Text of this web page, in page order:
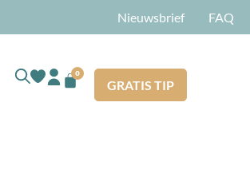
Nieuwsbrief FAQ
0
GRATIS TIP